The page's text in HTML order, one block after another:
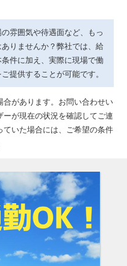
雰囲気や待遇面など、もっ
りませんか？弊社では、給
件に加え、実際に現場で働
提供することが可能です。
があります。お問い合わせい
が現在の状況を確認してご連
いた場合には、ご希望の条件